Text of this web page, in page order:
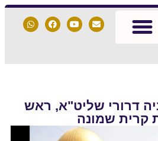
דרורי שליט"א, ראש
קרית שמונה